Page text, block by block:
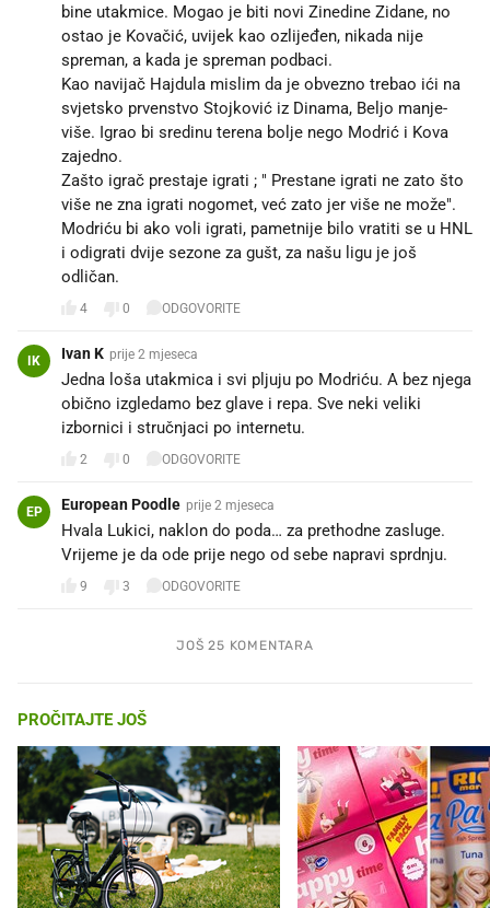
bine utakmice. Mogao je biti novi Zinedine Zidane, no
ostao je Kovačić, uvijek kao ozlijeđen, nikada nije
spreman, a kada je spreman podbaci.
Kao navijač Hajdula mislim da je obvezno trebao ići na
svjetsko prvenstvo Stojković iz Dinama, Beljo manje-
više. Igrao bi sredinu terena bolje nego Modrić i Kova
zajedno.
Zašto igrač prestaje igrati ; " Prestane igrati ne zato što
više ne zna igrati nogomet, već zato jer više ne može".
Modriću bi ako voli igrati, pametnije bilo vratiti se u HNL
i odigrati dvije sezone za gušt, za našu ligu je još
odličan.
4 0 ODGOVORITE
IK Ivan K prije 2 mjeseca
Jedna loša utakmica i svi pljuju po Modriću. A bez njega
obično izgledamo bez glave i repa. Sve neki veliki
izbornici i stručnjaci po internetu.
2 0 ODGOVORITE
EP European Poodle prije 2 mjeseca
Hvala Lukici, naklon do poda… za prethodne zasluge.
Vrijeme je da ode prije nego od sebe napravi sprdnju.
9 3 ODGOVORITE
JOŠ 25 KOMENTARA
PROČITAJTE JOŠ